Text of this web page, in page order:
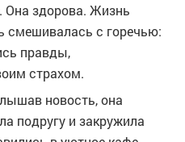
Она здорова. Жизнь
смешивалась с горечью:
правды,
страхом.
новость, она
подругу и закружила